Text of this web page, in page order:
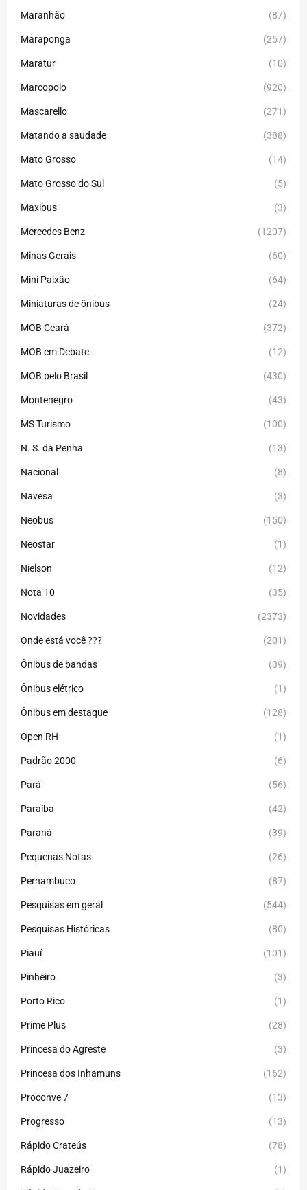
Maranhão (87)
Maraponga (257)
Maratur (10)
Marcopolo (920)
Mascarello (271)
Matando a saudade (388)
Mato Grosso (14)
Mato Grosso do Sul (5)
Maxibus (3)
Mercedes Benz (1207)
Minas Gerais (60)
Mini Paixão (64)
Miniaturas de ônibus (24)
MOB Ceará (372)
MOB em Debate (12)
MOB pelo Brasil (430)
Montenegro (43)
MS Turismo (100)
N. S. da Penha (13)
Nacional (8)
Navesa (3)
Neobus (150)
Neostar (1)
Nielson (12)
Nota 10 (35)
Novidades (2373)
Onde está você ??? (201)
Ônibus de bandas (39)
Ônibus elétrico (1)
Ônibus em destaque (128)
Open RH (1)
Padrão 2000 (6)
Pará (56)
Paraíba (42)
Paraná (39)
Pequenas Notas (26)
Pernambuco (87)
Pesquisas em geral (544)
Pesquisas Históricas (80)
Piauí (101)
Pinheiro (3)
Porto Rico (1)
Prime Plus (28)
Princesa do Agreste (3)
Princesa dos Inhamuns (162)
Proconve 7 (13)
Progresso (13)
Rápido Crateús (78)
Rápido Juazeiro (1)